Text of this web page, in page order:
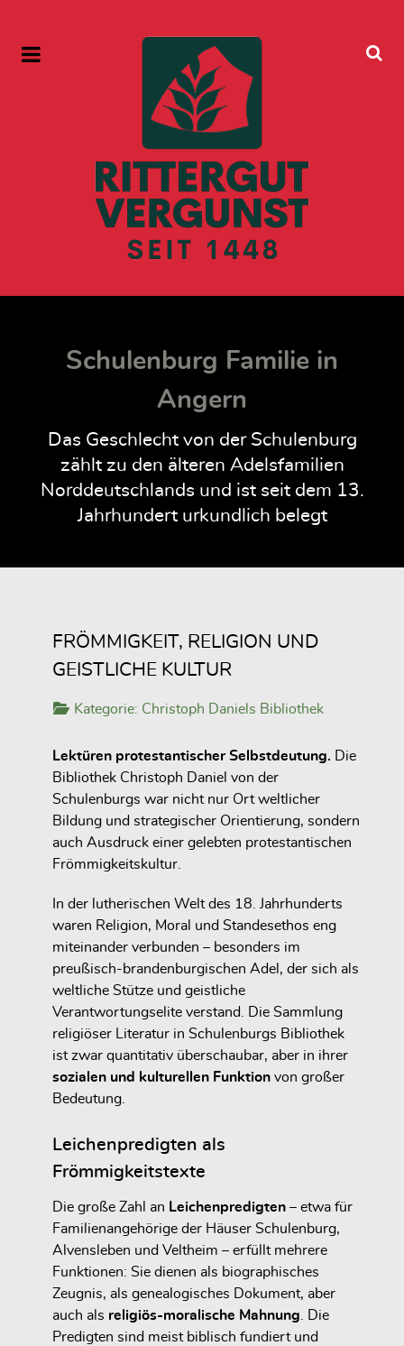
Schulenburg Familie in
Angern
Das Geschlecht von der Schulenburg
zählt zu den älteren Adelsfamilien
Norddeutschlands und ist seit dem 13.
Jahrhundert urkundlich belegt
FRÖMMIGKEIT, RELIGION UND
GEISTLICHE KULTUR
Kategorie: Christoph Daniels Bibliothek
Lektüren protestantischer Selbstdeutung. Die
Bibliothek Christoph Daniel von der
Schulenburgs war nicht nur Ort weltlicher
Bildung und strategischer Orientierung, sondern
auch Ausdruck einer gelebten protestantischen
Frömmigkeitskultur.
In der lutherischen Welt des 18. Jahrhunderts
waren Religion, Moral und Standesethos eng
miteinander verbunden – besonders im
preußisch-brandenburgischen Adel, der sich als
weltliche Stütze und geistliche
Verantwortungselite verstand. Die Sammlung
religiöser Literatur in Schulenburgs Bibliothek
ist zwar quantitativ überschaubar, aber in ihrer
sozialen und kulturellen Funktion von großer
Bedeutung.
Leichenpredigten als
Frömmigkeitstexte
Die große Zahl an Leichenpredigten – etwa für
Familienangehörige der Häuser Schulenburg,
Alvensleben und Veltheim – erfüllt mehrere
Funktionen: Sie dienen als biographisches
Zeugnis, als genealogisches Dokument, aber
auch als religiös-moralische Mahnung. Die
Predigten sind meist biblisch fundiert und